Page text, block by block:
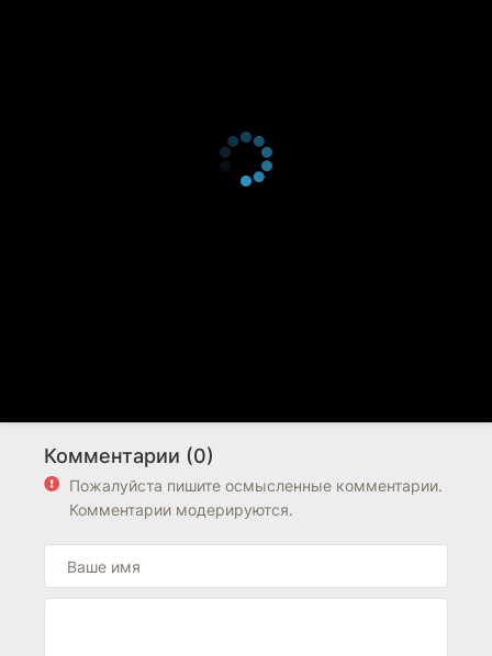
Комментарии (0)
Пожалуйста пишите осмысленные комментарии.
Комментарии модерируются.